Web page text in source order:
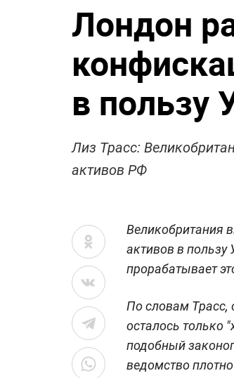
Лондон
в пользу
Лиз Трасс:
активов РФ
Великобритания
активов в пользу
прорабатывает
По словам Трасс,
осталось только
подобный
ведомство плотно